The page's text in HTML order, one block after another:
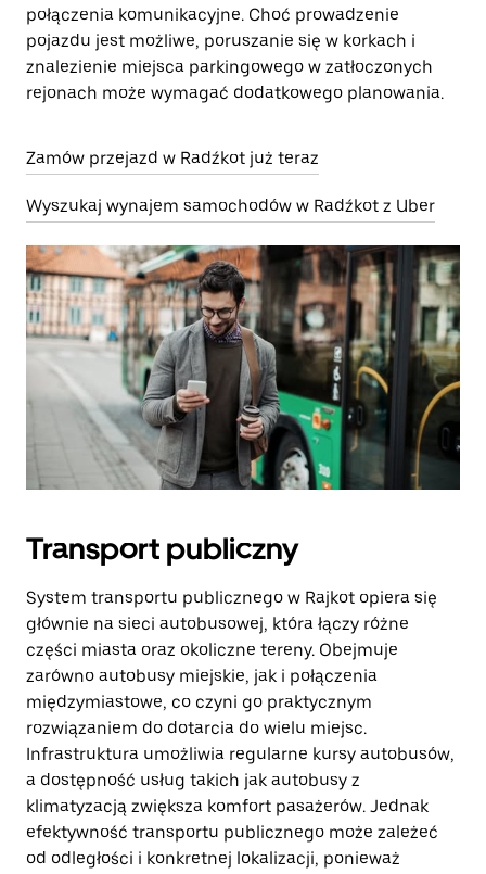
połączenia komunikacyjne. Choć prowadzenie
pojazdu jest możliwe, poruszanie się w korkach i
znalezienie miejsca parkingowego w zatłoczonych
rejonach może wymagać dodatkowego planowania.
Zamów przejazd w Radźkot już teraz
Wyszukaj wynajem samochodów w Radźkot z Uber
Transport publiczny
System transportu publicznego w Rajkot opiera się
głównie na sieci autobusowej, która łączy różne
części miasta oraz okoliczne tereny. Obejmuje
zarówno autobusy miejskie, jak i połączenia
międzymiastowe, co czyni go praktycznym
rozwiązaniem do dotarcia do wielu miejsc.
Infrastruktura umożliwia regularne kursy autobusów,
a dostępność usług takich jak autobusy z
klimatyzacją zwiększa komfort pasażerów. Jednak
efektywność transportu publicznego może zależeć
od odległości i konkretnej lokalizacji, ponieważ